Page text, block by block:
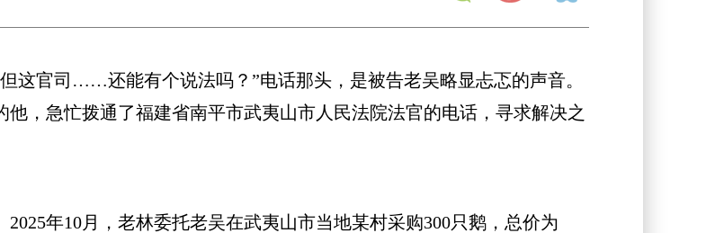
官司……还能有个说法吗？”电话那头，是被告老吴略显忐忑的声音。
，急忙拨通了福建省南平市武夷山市人民法院法官的电话，寻求解决之
年10月，老林委托老吴在武夷山市当地某村采购300只鹅，总价为